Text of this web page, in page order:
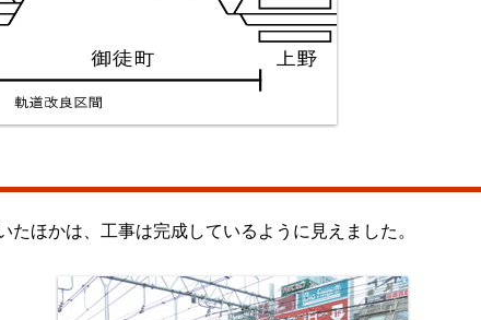
ほかは、工事は完成しているように見えました。